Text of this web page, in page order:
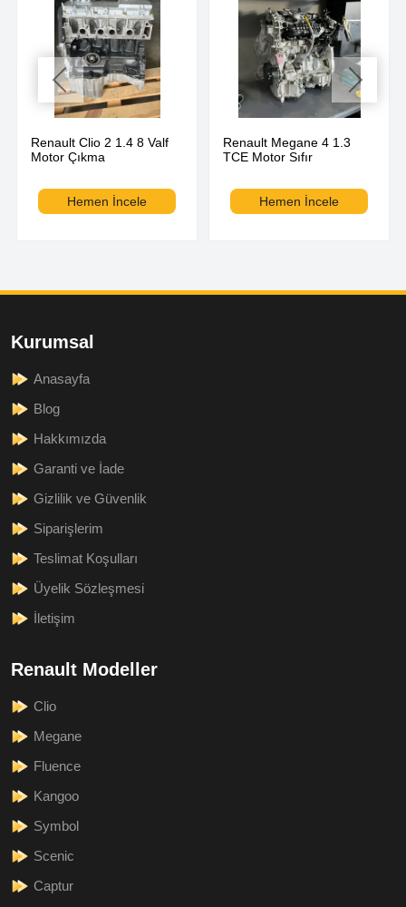
Renault Clio 2 1.4 8 Valf
Motor Çıkma
Hemen İncele
Renault Megane 4 1.3
TCE Motor Sıfır
Hemen İncele
Kurumsal
Anasayfa
Blog
Hakkımızda
Garanti ve İade
Gizlilik ve Güvenlik
Siparişlerim
Teslimat Koşulları
Üyelik Sözleşmesi
İletişim
Renault Modeller
Clio
Megane
Fluence
Kangoo
Symbol
Scenic
Captur